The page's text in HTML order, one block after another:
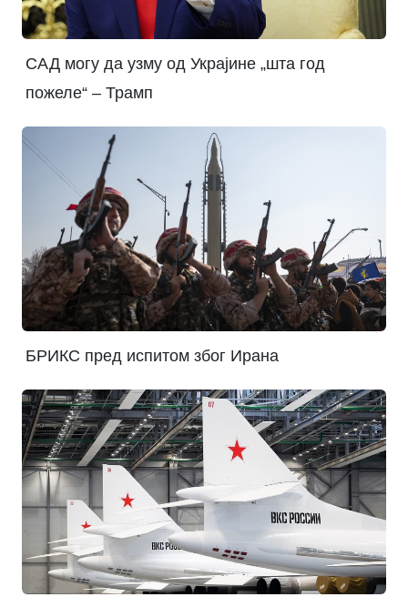
САД могу да узму од Украјине „шта год
пожеле“ – Трамп
БРИКС пред испитом због Ирана